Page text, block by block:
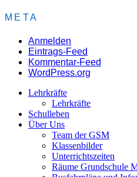
META
Anmelden
Eintrags-Feed
Kommentar-Feed
WordPress.org
Lehrkräfte
Lehrkräfte
Schulleben
Über Uns
Team der GSM
Klassenbilder
Unterrichtszeiten
Räume Grundschule